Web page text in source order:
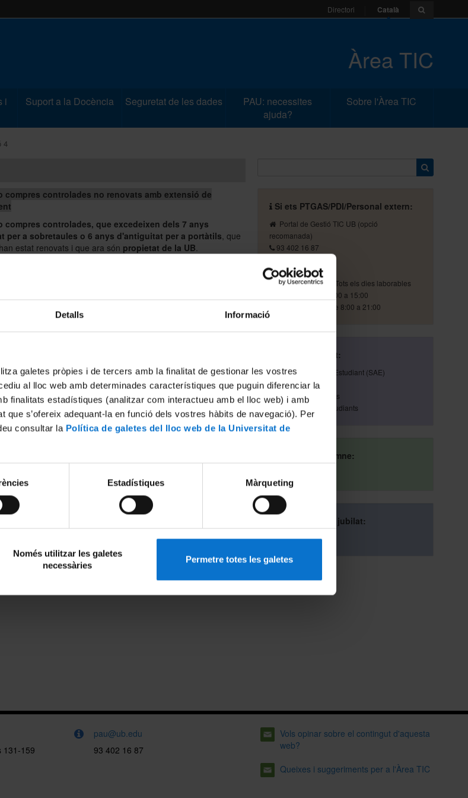
Detalls Informació
galetes pròpies i de tercers amb la finalitat de gestionar les vostres
al lloc web amb determinades característiques que puguin diferenciar la
finalitats estadístiques (analitzar com interactueu amb el lloc web) i amb
que s’ofereix adequant-la en funció dels vostres hàbits de navegació). Per
consultar la Política de galetes del lloc web de la Universitat de
Estadístiques Màrqueting
Només utilitzar les galetes
necessàries
Permetre totes les galetes
Directori Català
Àrea TIC
i
Suport a la Docència Seguretat de les dades
PAU: necessites
ajuda?
Sobre l'Àrea TIC
4
compres controlades no renovats amb extensió de
compres controlades, que excedeixen dels 7 anys
per a sobretaules o 6 anys d'antiguitat per a portàtils, que
estat renovats i que ara són propietat de la UB.
Si ets PTGAS/PDI/Personal extern:
Portal de Gestió TIC UB (opció
recomanada)
93 402 16 87
Horari d'atenció:
Tots els dies laborables
Atenció in situ: de 8:00 a 15:00
Atenció telefònica: de 8:00 a 21:00
Si ets estudiant:
Servei d'Atenció a l'Estudiant (SAE)
93 355 60 00
Portal d'Estudiants
Ajuda Portal d'Estudiants
Si ets antic alumne:
Si ets personal jubilat:
Web Ateneu
131-159
pau@ub.edu
93 402 16 87
Vols opinar sobre el contingut d'aquesta
web?
Queixes i suggeriments per a l'Àrea TIC